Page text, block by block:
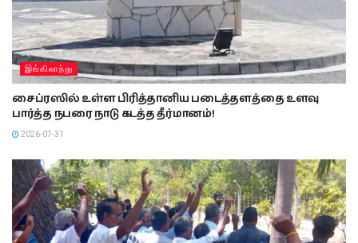
இங்கிலாந்து
சைப்ரஸில் உள்ள பிரித்தானிய படைத்தளத்தை உளவு
பார்த்த நபரை நாடு கடத்த தீர்மானம்!
2026-07-31